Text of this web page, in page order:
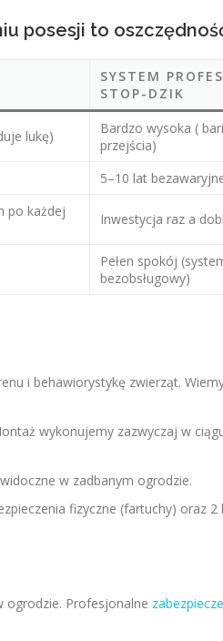
posesji to
SYSTEM
STOP-DZIK
lukę)
Bardzo wysoka (
przejścia)
5–10 lat
po każdej
Inwestycja raz a
Pełen spokój
bezobsługowy)
i behawiorystykę zwierząt.
wykonujemy zazwyczaj w
w zadbanym ogrodzie.
fizyczne (fartuchy) oraz
ogrodzie. Profesjonalne